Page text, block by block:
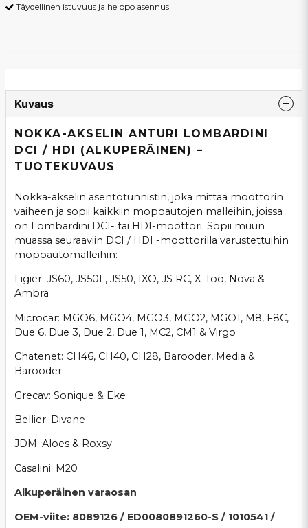
Täydellinen istuvuus ja helppo asennus
Kuvaus
NOKKA-AKSELIN ANTURI LOMBARDINI
DCI / HDI (ALKUPERÄINEN) –
TUOTEKUVAUS
Nokka-akselin asentotunnistin, joka mittaa moottorin
vaiheen ja sopii kaikkiin mopoautojen malleihin, joissa
on Lombardini DCI- tai HDI-moottori. Sopii muun
muassa seuraaviin DCI / HDI -moottorilla varustettuihin
mopoautomalleihin:
Ligier: JS60, JS50L, JS50, IXO, JS RC, X-Too, Nova &
Ambra
Microcar: MGO6, MGO4, MGO3, MGO2, MGO1, M8, F8C,
Due 6, Due 3, Due 2, Due 1, MC2, CM1 & Virgo
Chatenet: CH46, CH40, CH28, Barooder, Media &
Barooder
Grecav: Sonique & Eke
Bellier: Divane
JDM: Aloes & Roxsy
Casalini: M20
Alkuperäinen varaosan
OEM-viite: 8089126 / ED0080891260-S / 1010541 /